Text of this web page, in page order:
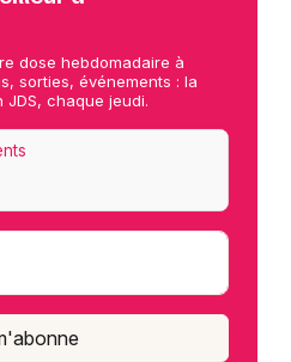
dose hebdomadaire à
sorties, événements : la
chaque jeudi.